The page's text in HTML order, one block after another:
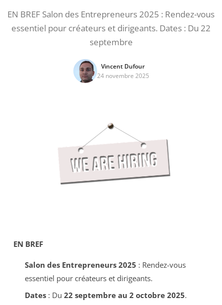
EN BREF Salon des Entrepreneurs 2025 : Rendez-vous
essentiel pour créateurs et dirigeants. Dates : Du 22
septembre
Vincent Dufour
24 novembre 2025
EN BREF
Salon des Entrepreneurs 2025 : Rendez-vous
essentiel pour créateurs et dirigeants.
Dates: Du 22 septembre au 2 octobre 2025.